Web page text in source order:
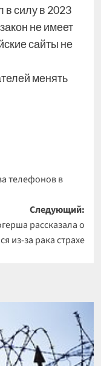
в силу в 2023
не имеет
сайты не
менять
телефонов в
Следующий:
рассказала о
из-за рака страхе